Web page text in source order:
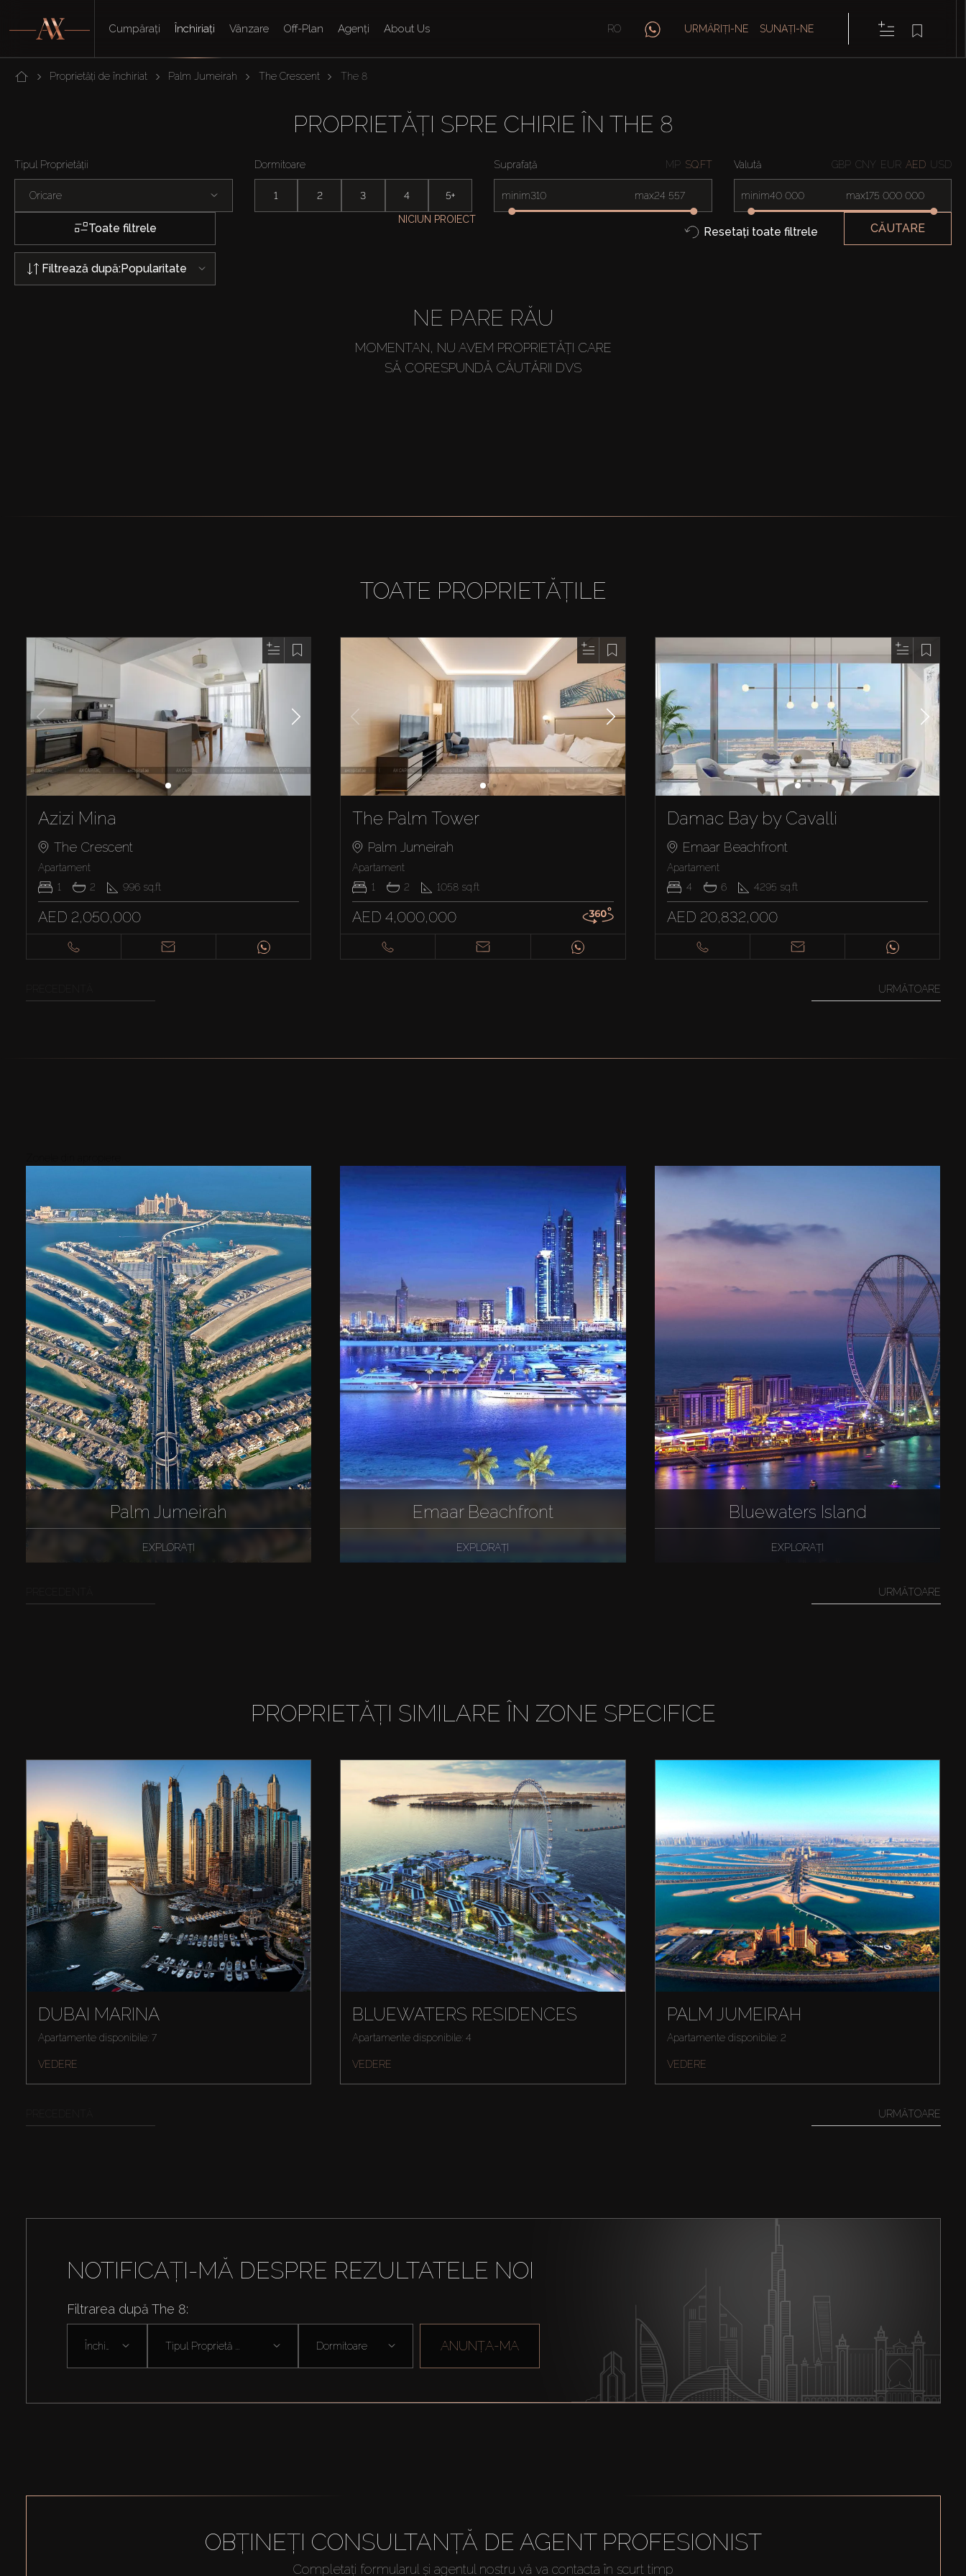
Cumpărați Închiriați Vânzare Off-Plan Agenți About Us RO URMĂRIȚI-NE SUNAȚI-NE
Proprietăți de închiriat Palm Jumeirah The Crescent The 8
PROPRIETĂȚI SPRE CHIRIE ÎN THE 8
Tipul Proprietății
Oricare
Dormitoare
1 2 3 4 5+
Suprafață MP SQ.FT
minim max
Valută GBP CNY EUR AED USD
minim max
Toate filtrele
NICIUN PROIECT
Resetați toate filtrele CĂUTARE
Filtrează după:Popularitate
NE PARE RĂU
MOMENTAN, NU AVEM PROPRIETĂȚI CARE
SĂ CORESPUNDĂ CĂUTĂRII DVS
TOATE PROPRIETĂȚILE
Azizi Mina
The Crescent
Apartament
1
2 996 sq.ft
AED 2,050,000
The Palm Tower
Palm Jumeirah
Apartament
1
2 1058 sq.ft
AED 4,000,000
Damac Bay by Cavalli
Emaar Beachfront
Apartament
4
6 4295 sq.ft
AED 20,832,000
URMĂTOARE
Palm Jumeirah
EXPLORAȚI
Emaar Beachfront
EXPLORAȚI
Bluewaters Island
EXPLORAȚI
URMĂTOARE
PROPRIETĂȚI SIMILARE ÎN ZONE SPECIFICE
DUBAI MARINA
Apartamente disponibile: 7
VEDERE
BLUEWATERS RESIDENCES
Apartamente disponibile: 4
VEDERE
PALM JUMEIRAH
Apartamente disponibile: 2
VEDERE
URMĂTOARE
NOTIFICAȚI-MĂ DESPRE REZULTATELE NOI
Filtrarea după The 8:
Tipul Proprietă ... Dormitoare ANUNȚA-MA
OBȚINEȚI CONSULTANȚĂ DE AGENT PROFESIONIST
Completați formularul și agentul nostru vă va contacta în scurt timp